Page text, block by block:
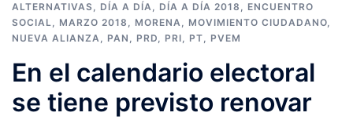
ALTERNATIVAS, DÍA A DÍA, DÍA A DÍA 2018 , ENCUENTRO
SOCIAL, MARZO 2018 , MORENA, MOVIMIENTO CIUDADANO,
NUEVA ALIANZA, PAN , PRD, PRI, PT, PVEM
En el calendario electoral
se tiene previsto renovar